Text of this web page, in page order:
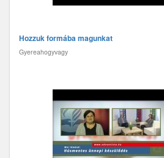
Hozzuk formába magunkat
Gyereahogyvagy